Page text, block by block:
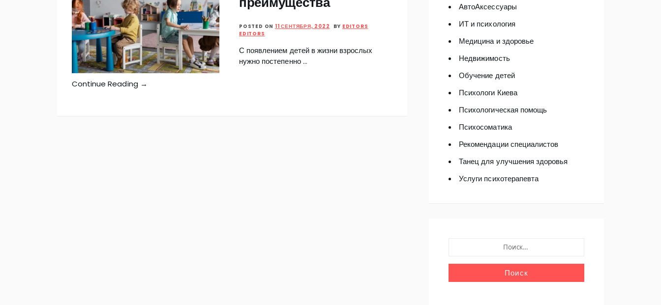
POSTED ON 11 СЕНТЯБРЯ, 2022 BY EDITORS
EDITORS
С появлением детей в жизни взрослых
нужно постепенно …
Continue Reading →
АвтоАксессуары
ИТ и психология
Медицина и здоровье
Недвижимость
Обучение детей
Психологи Киева
Психологическая помощь
Психосоматика
Рекомендации специалистов
Танец для улучшения здоровья
Услуги психотерапевта